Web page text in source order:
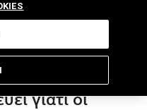
της Θεωρίας
γιατί οι